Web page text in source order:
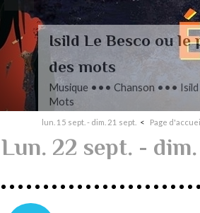
L’autre Mendelssohn
Musique ••• Classique •••
Mendelssohn, Das Jahr
lun. 15 sept. - dim. 21 sept. Page d'accueil
Lun. 22 sept. -